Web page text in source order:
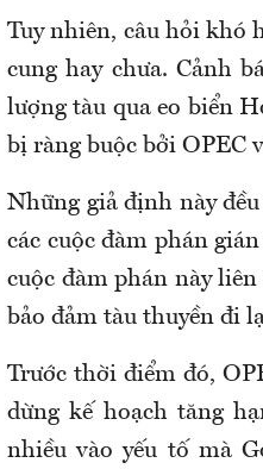
Tuy nhiên, câu hỏi khó
cung hay chưa. Cảnh
lượng tàu qua eo biển
bị ràng buộc bởi OPEC
Những giả định này
các cuộc đàm phán
cuộc đàm phán này
bảo đảm tàu thuyền đi
Trước thời điểm đó,
dừng kế hoạch tăng
nhiều vào yếu tố mà